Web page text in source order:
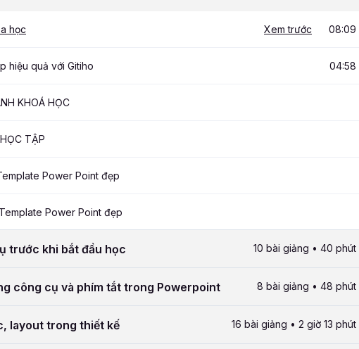
học Xem trước 08:09
hiệu quả với Gitiho 04:58
KHOÁ HỌC
TẬP
Power Point đẹp
Power Point đẹp
trước khi bắt đầu học 10 bài giảng • 40 phút
công cụ và phím tắt trong Powerpoint 8 bài giảng • 48 phút
layout trong thiết kế 16 bài giảng • 2 giờ 13 phút